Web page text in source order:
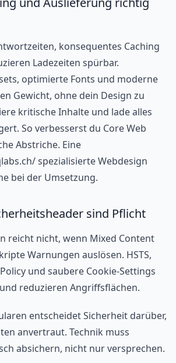
konsequentes Caching
Ladezeiten spürbar.
optimierte Fonts und moderne
Gewicht, ohne dein Design zu
kritische Inhalte und lade alles
So verbesserst du Core Web
Abstriche. Eine
spezialisierte Webdesign
bei der Umsetzung.
sind Pflicht
reicht nicht, wenn Mixed Content
Warnungen auslösen. HSTS,
und saubere Cookie-Settings
reduzieren Angriffsflächen.
entscheidet Sicherheit darüber,
anvertraut. Technik muss
absichern, nicht nur versprechen.